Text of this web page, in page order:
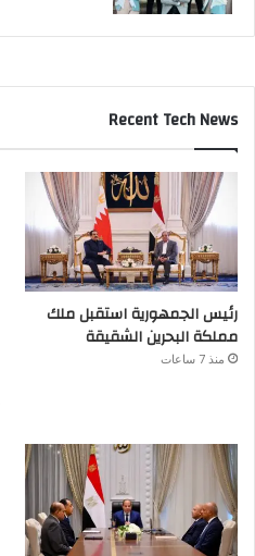
Recent Tech News
رئيس الجمهورية استقبل ملك
مملكة البحرين الشقيقة
منذ 7 ساعات